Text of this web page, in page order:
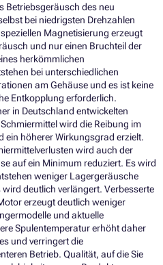
Betriebsgeräusch des neu
bei niedrigsten Drehzahlen
Magnetisierung erzeugt
und nur einen Bruchteil der
herkömmlichen
bei unterschiedlichen
am Gehäuse und es ist keine
Entkopplung erforderlich.
in Deutschland entwickelten
wird die Reibung im
ein höherer Wirkungsgrad erzielt.
wird auch der
auf ein Minimum reduziert. Es wird
weniger Lagergeräusche
deutlich verlängert. Verbesserte
erzeugt deutlich weniger
und aktuelle
Spulentemperatur erhöht daher
und verringert die
Betrieb. Qualität, auf die Sie